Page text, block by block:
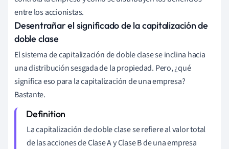
entre los accionistas.
Desentrañar el significado de la capitalización de
doble clase
El sistema de capitalización de doble clase se inclina hacia
una distribución sesgada de la propiedad. Pero, ¿qué
significa eso para la capitalización de una empresa?
Bastante.
La capitalización de doble clase se refiere al valor total
de las acciones de Clase A y Clase B de una empresa